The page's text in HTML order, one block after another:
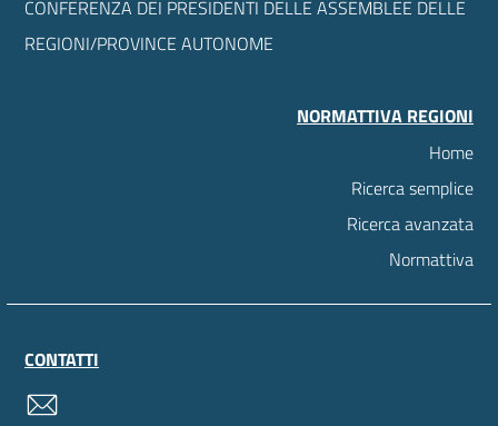
CONFERENZA DEI PRESIDENTI DELLE ASSEMBLEE DELLE
REGIONI/PROVINCE AUTONOME
NORMATTIVA REGIONI
Home
Ricerca semplice
Ricerca avanzata
Normattiva
CONTATTI